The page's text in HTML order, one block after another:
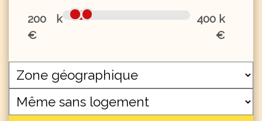
200 k
€
400 k
€